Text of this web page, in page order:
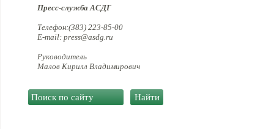
Пресс-служба АСДГ
Телефон:(383) 223-85-00
E-mail: press@asdg.ru
Руководитель
Малов Кирилл Владимирович